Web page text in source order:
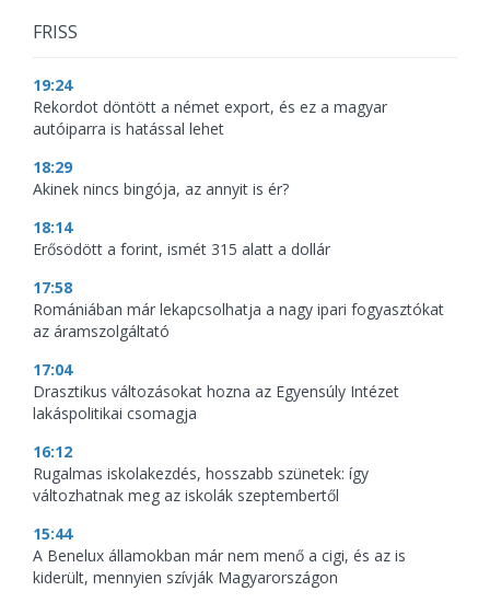
FRISS
19:24
Rekordot döntött a német export, és ez a magyar
autóiparra is hatással lehet
18:29
Akinek nincs bingója, az annyit is ér?
18:14
Erősödött a forint, ismét 315 alatt a dollár
17:58
Romániában már lekapcsolhatja a nagy ipari fogyasztókat
az áramszolgáltató
17:04
Drasztikus változásokat hozna az Egyensúly Intézet
lakáspolitikai csomagja
16:12
Rugalmas iskolakezdés, hosszabb szünetek: így
változhatnak meg az iskolák szeptembertől
15:44
A Benelux államokban már nem menő a cigi, és az is
kiderült, mennyien szívják Magyarországon